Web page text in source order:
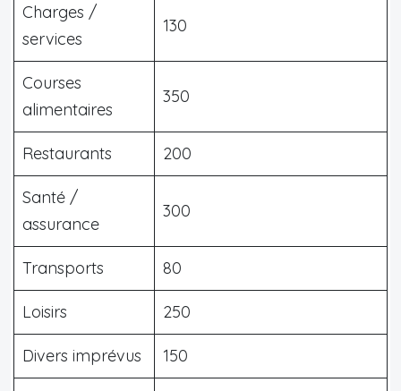
Charges /
services
130
Courses
alimentaires
350
Restaurants 200
Santé /
assurance
300
Transports 80
Loisirs 250
Divers imprévus 150